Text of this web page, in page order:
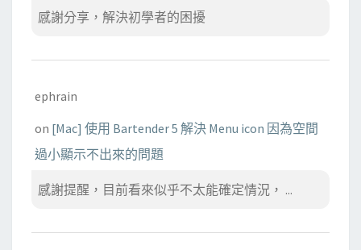
感謝分享，解決初學者的困擾
ephrain
on [Mac] 使用 Bartender 5 解決 Menu icon 因為空間
過小顯示不出來的問題
感謝提醒，目前看來似乎不太能確定情況， ...